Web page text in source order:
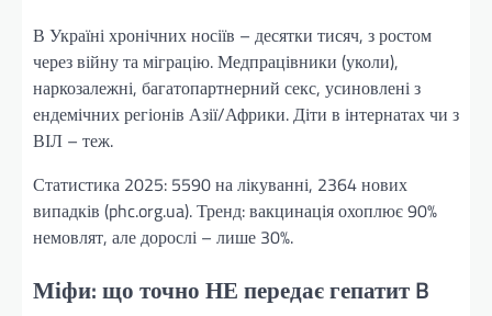
В Україні хронічних носіїв – десятки тисяч, з ростом
через війну та міграцію. Медпрацівники (уколи),
наркозалежні, багатопартнерний секс, усиновлені з
ендемічних регіонів Азії/Африки. Діти в інтернатах чи з
ВІЛ – теж.
Статистика 2025: 5590 на лікуванні, 2364 нових
випадків (phc.org.ua). Тренд: вакцинація охоплює 90%
немовлят, але дорослі – лише 30%.
Міфи: що точно НЕ передає гепатит B